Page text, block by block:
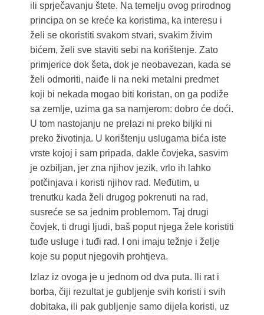
ili sprječavanju štete. Na temelju ovog prirodnog
principa on se kreće ka koristima, ka interesu i
želi se okoristiti svakom stvari, svakim živim
bićem, želi sve staviti sebi na korištenje. Zato
primjerice dok šeta, dok je neobavezan, kada se
želi odmoriti, naiđe li na neki metalni predmet
koji bi nekada mogao biti koristan, on ga podiže
sa zemlje, uzima ga sa namjerom: dobro će doći.
U tom nastojanju ne prelazi ni preko biljki ni
preko životinja. U korištenju uslugama bića iste
vrste kojoj i sam pripada, dakle čovjeka, sasvim
je ozbiljan, jer zna njihov jezik, vrlo ih lahko
potčinjava i koristi njihov rad. Međutim, u
trenutku kada želi drugog pokrenuti na rad,
susreće se sa jednim problemom. Taj drugi
čovjek, ti drugi ljudi, baš poput njega žele koristiti
tuđe usluge i tuđi rad. I oni imaju težnje i želje
koje su poput njegovih prohtjeva.
Izlaz iz ovoga je u jednom od dva puta. Ili rat i
borba, čiji rezultat je gubljenje svih koristi i svih
dobitaka, ili pak gubljenje samo dijela koristi, uz